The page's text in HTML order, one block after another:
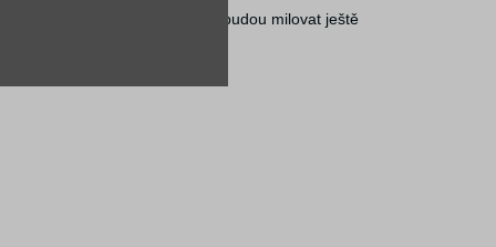
děti od cca 3 let, ale děti ji budou milovat ještě